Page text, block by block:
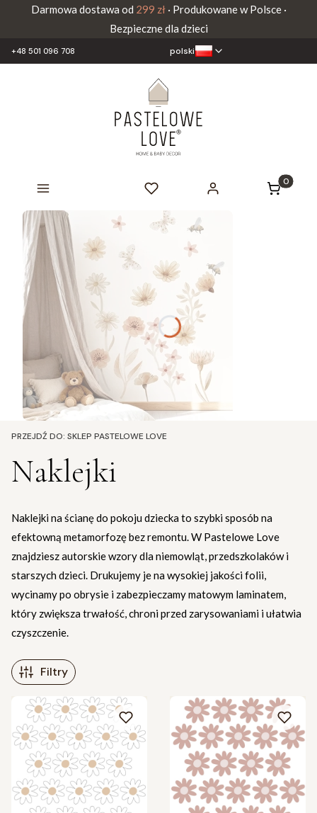
Darmowa dostawa od 299 zł· Produkowane w Polsce ·
Bezpieczne dla dzieci
+48 501 096 708 polski
Produkty
PRZEJDŹ DO: SKLEP PASTELOWE LOVE
Naklejki
Naklejki na ścianę do pokoju dziecka to szybki sposób na
efektowną metamorfozę bez remontu. W Pastelowe Love
znajdziesz autorskie wzory dla niemowląt, przedszkolaków i
starszych dzieci. Drukujemy je na wysokiej jakości folii,
wycinamy po obrysie i zabezpieczamy matowym laminatem,
który zwiększa trwałość, chroni przed zarysowaniami i ułatwia
czyszczenie.
Filtry
Lista produktów